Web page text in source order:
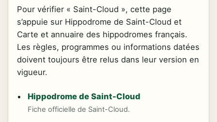
Pour vérifier « Saint-Cloud », cette page
s’appuie sur Hippodrome de Saint-Cloud et
Carte et annuaire des hippodromes français.
Les règles, programmes ou informations datées
doivent toujours être relus dans leur version en
vigueur.
Hippodrome de Saint-Cloud
Fiche officielle de Saint-Cloud.